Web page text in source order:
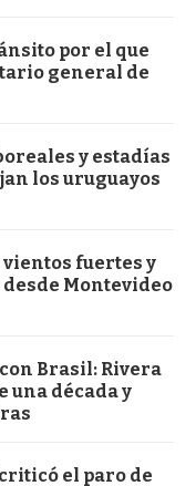
por el que
general de
y estadías
los uruguayos
fuertes y
Montevideo
Brasil: Rivera
una década y
el paro de